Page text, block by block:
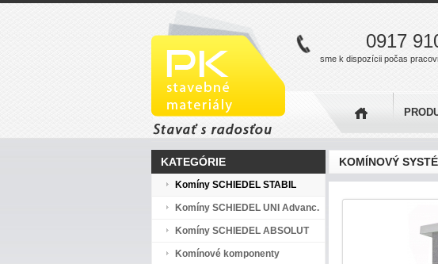
0917
sme k dispozícii počas
KATEGÓRIE
Komíny SCHIEDEL STABIL
Komíny SCHIEDEL UNI Advanc.
Komíny SCHIEDEL ABSOLUT
Komínové komponenty
KOMÍNOVÝ